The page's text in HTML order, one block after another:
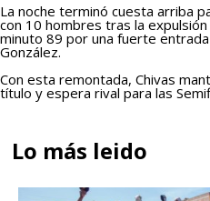
La noche terminó cuesta arriba
con 10 hombres tras la
minuto 89 por una fuerte
González.
Con esta remontada, Chivas
título y espera rival para las
Lo más leido